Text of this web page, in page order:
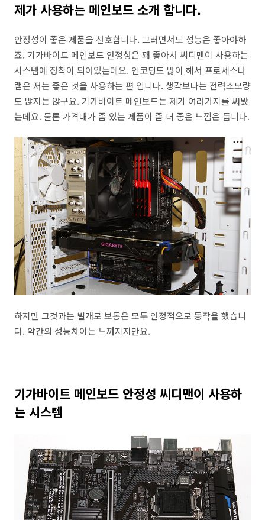
제가 사용하는 메인보드 소개 합니다.
안정성이 좋은 제품을 선호합니다. 그러면서도 성능은 좋아야하
죠. 기가바이트 메인보드 안정성은 꽤 좋아서 씨디맨이 사용하는
시스템에 장착이 되어있는데요. 인코딩도 많이 해서 프로세스나
램은 저는 좋은 것을 사용하는 편 입니다. 생각보다는 전력소모량
도 많지는 않구요. 기가바이트 메인보드는 제가 여러가지를 써봤
는데요. 물론 가격대가 좀 있는 제품이 좀 더 좋은 느낌은 듭니다.
하지만 그것과는 별개로 보통은 모두 안정적으로 동작을 했습니
다. 약간의 성능차이는 느껴지지만요.
기가바이트 메인보드 안정성 씨디맨이 사용하
는 시스템